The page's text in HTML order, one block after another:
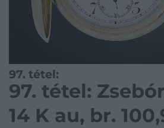
97. tétel:
97. tétel:
14 K au, br.